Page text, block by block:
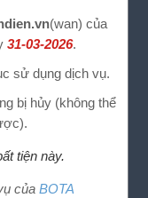
(wan) của
31-03-2026.
sử dụng dịch vụ.
bị hủy (không thể
tiện này.
của BOTA